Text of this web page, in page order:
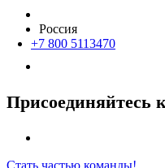
Россия
+7 800 5113470
Присоединяйтесь
Стать частью команды!